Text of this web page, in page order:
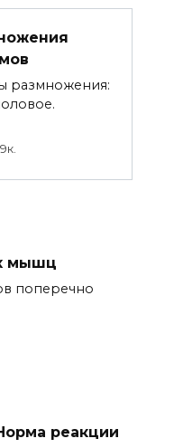
размножения:
мышц
поперечно
реакции